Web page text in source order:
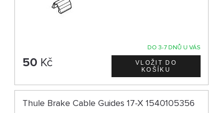
DO 3-7 DNŮ U VÁS
50 Kč
Thule Brake Cable Guides 17-X 1540105356